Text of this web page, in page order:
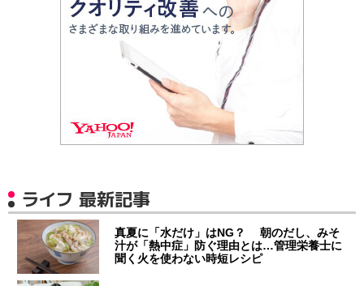
ライフ 最新記事
真夏に「水だけ」はNG？ 朝のだし、みそ
汁が「熱中症」防ぐ理由とは…管理栄養士に
聞く火を使わない時短レシピ